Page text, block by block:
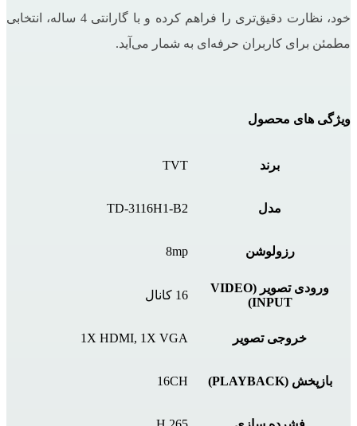
خود، نظارت دقیق‌تری را فراهم کرده و با گارانتی 4 ساله، انتخابی
مطمئن برای کاربران حرفه‌ای به شمار می‌آید.
ویژگی های محصول
برند TVT
مدل TD-3116H1-B2
رزولوشن 8mp
ورودی تصویر (VIDEO
INPUT)
16 کانال
خروجی تصویر 1X HDMI, 1X VGA
بازپخش (PLAYBACK) 16CH